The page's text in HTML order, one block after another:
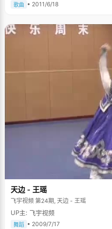
春联之后，陈光玉会把一年里获得的
一样庄重。农村的家长大概都是那样
局限让他们只能把眼光放在了孩子的
明。"每次贴奖状的时候，爸爸妈妈都
张吧，后来贴不下了，在书柜里藏了十多
肯定的说，我不是聪明的人，跟清华很
那种特别踏实，认真型的。其实我也
学的历史。陈光玉回忆说，"初一成绩
的，突然产生了厌学情绪，不想学习
来我就跟爸爸说不想上学了，爸爸就
的说是。后来，爸爸认真的跟我说，
&rsquo;。"爸爸那句认真严肃的话让陈
意了自己的想法，但父亲的黯然表情
的整个暑假里，陈光玉每天都在考虑
大叠的《读者》。书中的励志文章时
然的眼神也让他最终无法鼓起勇气做
的去上学了，很长一段时间，我都不
就会看看《读者》，想想那段厌学的
幸亏陈光玉的厌学是短暂的，而且他
看不到这个淳朴的男孩了。可以说，考
家庭都是一个里程碑似的象征，积累了
好的回报，并指出了一条希望宽敞的道路。 就像很多农村的孩子一样
玉一进大学就想到了毕业："毕业了就
好一些。等一切都好一些了，然后再继续读书吧。" 结束
12点了，陈光玉拿出一张卡片，邀请
歌曲 • 2011/6/18
天边 - 王瑶
飞宇视频 第24期, 天边 - 王瑶
UP主: 飞宇视频
舞蹈 • 2009/7/17